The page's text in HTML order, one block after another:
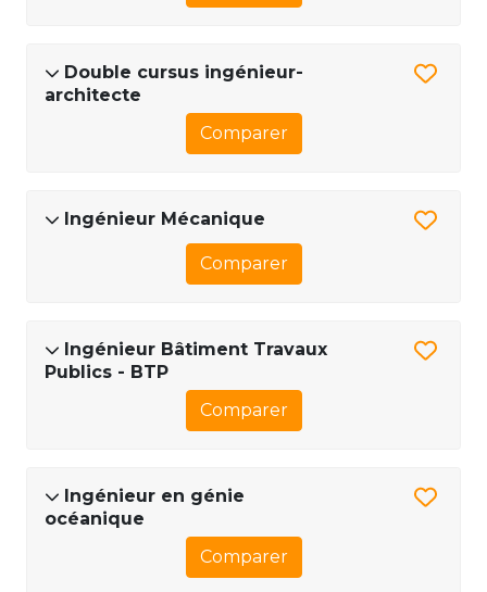
Double cursus ingénieur-
architecte
Comparer
Ingénieur Mécanique
Comparer
Ingénieur Bâtiment Travaux
Publics - BTP
Comparer
Ingénieur en génie
océanique
Comparer